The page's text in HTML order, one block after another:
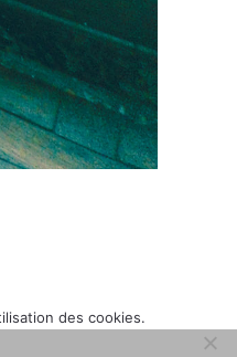
des cookies.